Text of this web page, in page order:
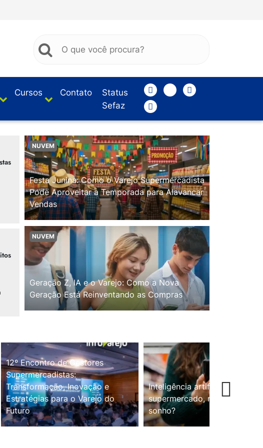
Cursos Contato
Status
Sefaz
NUVEM
Festa Junina: Como o Varejo Supermercadista
Pode Aproveitar a Temporada para Alavancar
Vendas
NUVEM
Geração Z, IA e o Varejo: Como a Nova
Geração Está Reinventando as Compras
12º Encontro de Gestores
Supermercadistas:
Transformação, Inovação e
Estratégias para o Varejo do
Futuro
Inteligência artificial no
supermercado, realidade ou
sonho?